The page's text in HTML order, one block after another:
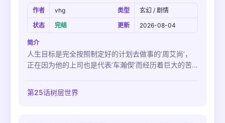
作者 vhg 类型
玄幻 / 剧情
状态
完结 更新 2026-08-04
简介
人生目标是完全按照制定好的计划去做事的‘周艾尚’，
正在因为他的上司也是代表‘车瀚偰’而经历着巨大的苦
偰的要求后下班的艾尚，突然捡到了一个诅咒人偶。艾
第25话树层世界